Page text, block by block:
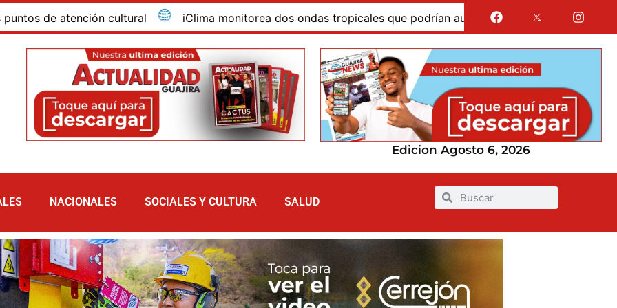
atención cultural iClima monitorea dos ondas tropicales que podrían aumentar las lluvias en los próximos
Edicion Agosto 6, 2026
NACIONALES SOCIALES Y CULTURA SALUD